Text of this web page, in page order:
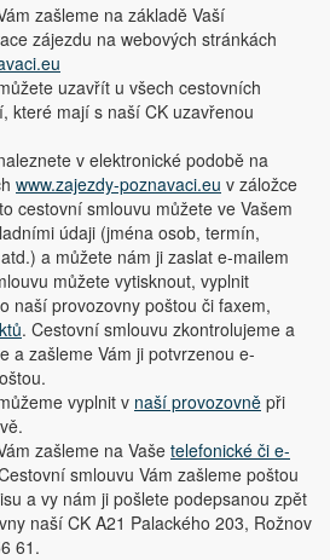
zašleme na základě Vaší
zájezdu na webových stránkách
uzavřít u všech cestovních
které mají s naší CK uzavřenou
v elektronické podobě na
www.zajezdy-poznavaci.eu v záložce
cestovní smlouvu můžete ve Vašem
údaji (jména osob, termín,
a můžete nám ji zaslat e-mailem
můžete vytisknout, vyplnit
naší provozovny poštou či faxem,
. Cestovní smlouvu zkontrolujeme a
a zašleme Vám ji potvrzenou e-
vyplnit v naší provozovně při
zašleme na Vaše telefonické či e-
smlouvu Vám zašleme poštou
a vy nám ji pošlete podepsanou zpět
naší CK A21 Palackého 203, Rožnov
61.